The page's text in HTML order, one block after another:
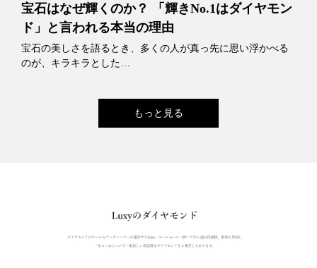
宝石はなぜ輝くのか？ 「輝きNo.1はダイヤモン
ド」と言われる本当の理由
宝石の美しさを語るとき、多くの人が真っ先に思い浮かべる
のが、キラキラとした…
もっと見る